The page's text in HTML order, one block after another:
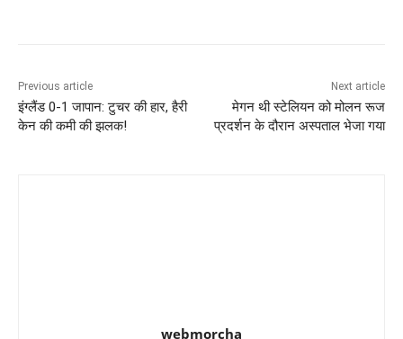
Previous article
इंग्लैंड 0-1 जापान: टुचर की हार, हैरी
केन की कमी की झलक!
Next article
मेगन थी स्टेलियन को मोलन रूज
प्रदर्शन के दौरान अस्पताल भेजा गया
webmorcha